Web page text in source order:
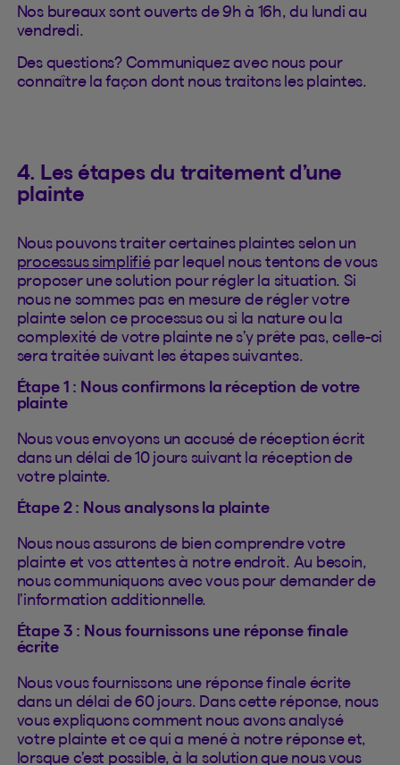
Nos bureaux sont ouverts de 9h à 16h, du lundi au
vendredi.
Des questions? Communiquez avec nous pour
connaître la façon dont nous traitons les plaintes.
4. Les étapes du traitement d’une
plainte
Nous pouvons traiter certaines plaintes selon un
processus simplifiépar lequel nous tentons de vous
proposer une solution pour régler la situation. Si
nous ne sommes pas en mesure de régler votre
plainte selon ce processus ou si la nature ou la
complexité de votre plainte ne s’y prête pas, celle-ci
sera traitée suivant les étapes suivantes.
Étape 1 : Nous confirmons la réception de votre
plainte
Nous vous envoyons un accusé de réception écrit
dans un délai de 10 jours suivant la réception de
votre plainte.
Étape 2 : Nous analysons la plainte
Nous nous assurons de bien comprendre votre
plainte et vos attentes à notre endroit. Au besoin,
nous communiquons avec vous pour demander de
l’information additionnelle.
Étape 3 : Nous fournissons une réponse finale
écrite
Nous vous fournissons une réponse finale écrite
dans un délai de 60 jours. Dans cette réponse, nous
vous expliquons comment nous avons analysé
votre plainte et ce qui a mené à notre réponse et,
lorsque c’est possible, à la solution que nous vous